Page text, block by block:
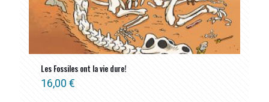
Les Fossiles ont la vie dure!
16,00 €